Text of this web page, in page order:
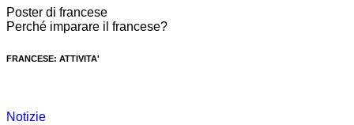
Poster di francese
Perché imparare il francese?
FRANCESE: ATTIVITA'
Notizie